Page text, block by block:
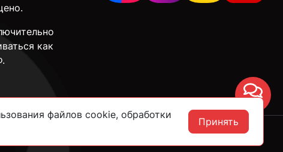
как
файлов cookie, обработки
Принять